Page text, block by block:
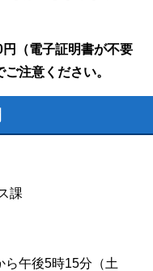
（電子証明書が不要
注意ください。
課
午後5時15分（土